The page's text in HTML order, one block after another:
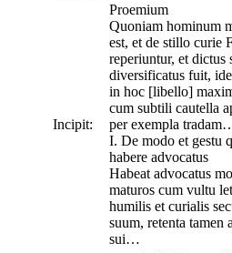
Incipit:
Proemium
Quoniam hominum
est, et de stillo curie
reperiuntur, et dictus
diversificatus fuit,
in hoc [libello]
cum subtili cautella
per exempla
I. De modo et gestu
habere advocatus
Habeat advocatus
maturos cum vultu
humilis et curialis
suum, retenta tamen
sui…